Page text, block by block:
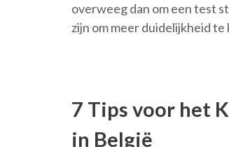
overweeg dan om een test
zijn om meer duidelijkheid
7 Tips voor het
in België